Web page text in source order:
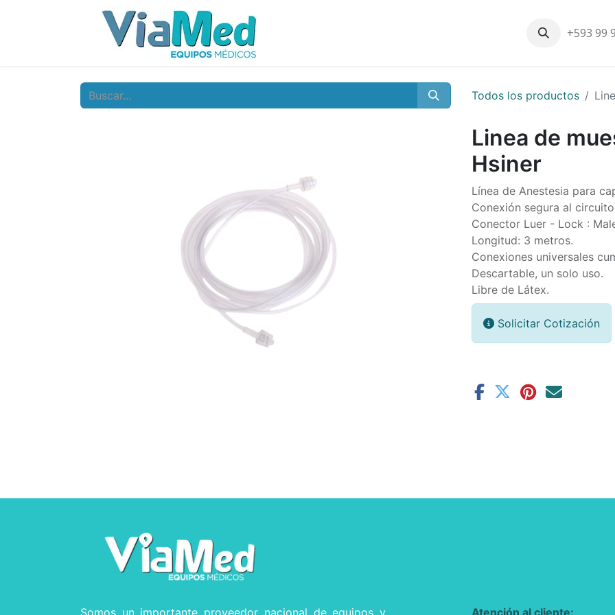
Nuestros
+593 99
Todos los productos
Linea de
Hsiner
Línea de Anestesia para
Conexión segura al
Conector Luer - Lock :
Longitud: 3 metros.
Conexiones universales
Descartable, un solo uso.
Libre de Látex.
Solicitar Cotización
Somos un importante proveedor nacional de equipos y Atención al cliente: